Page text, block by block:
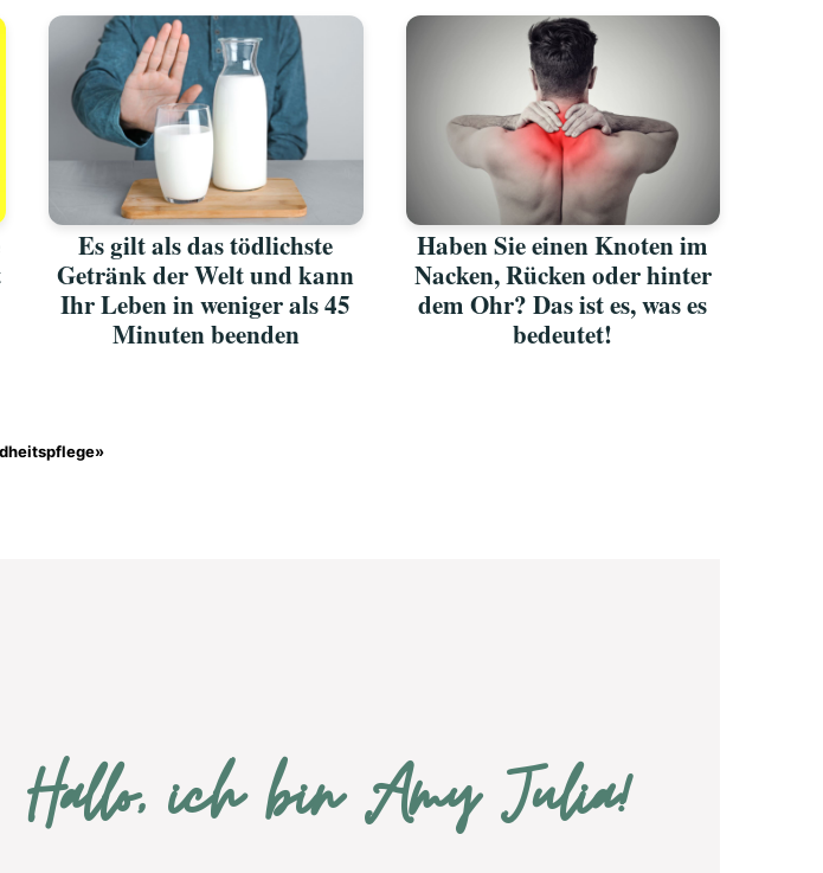
Es gilt als das tödlichste
Getränk der Welt und kann
Ihr Leben in weniger als 45
Minuten beenden
Haben Sie einen Knoten im
Nacken, Rücken oder hinter
dem Ohr? Das ist es, was es
bedeutet!
Hallo, ich bin Amy Julia!